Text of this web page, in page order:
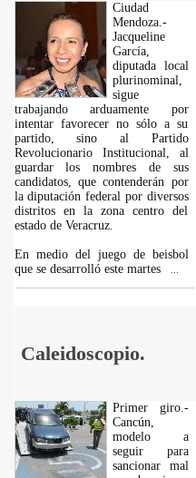
Ciudad
Mendoza.-
Jacqueline
García,
diputada local
plurinominal,
sigue
trabajando arduamente por
intentar favorecer no sólo a su
partido, sino al Partido
Revolucionario Institucional, al
guardar los nombres de sus
candidatos, que contenderán por
la diputación federal por diversos
distritos en la zona centro del
estado de Veracruz.
En medio del juego de beisbol
que se desarrolló este martes
Caleidoscopio.
Primer giro.-
Cancún,
modelo a
seguir para
sancionar mal